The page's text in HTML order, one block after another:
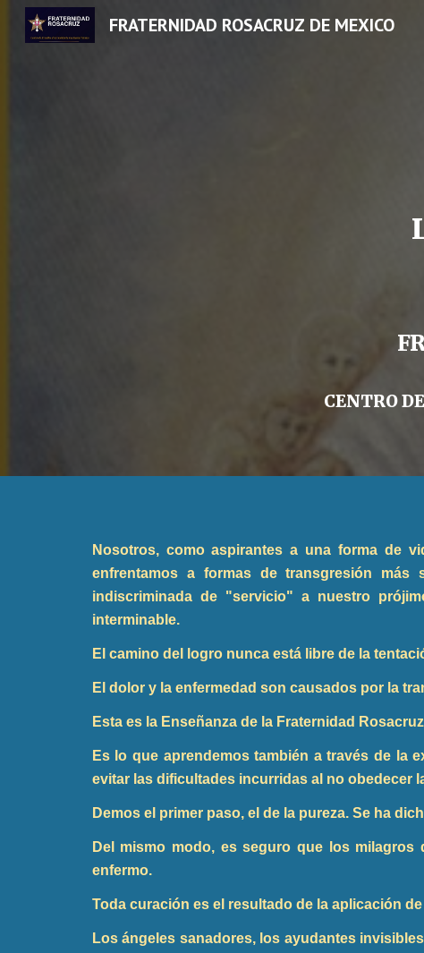
Skip
FRATERNIDAD ROSACRUZ DE MEXICO
CENTRO
Nosotros, como aspirantes a una forma de
enfrentamos a formas de transgresión
indiscriminada de "servicio" a nuestro
interminable.
El camino del logro nunca está libre de la
El dolor y la enfermedad son causados ​​por la
Esta es la Enseñanza de la Fraternidad
Es lo que aprendemos también a través de la
evitar las dificultades incurridas al no obedecer
Demos el primer paso, el de la pureza. Se ha
Del mismo modo, es seguro que los
enfermo.
Toda curación es el resultado de la aplicación
Los ángeles sanadores, los ayudantes